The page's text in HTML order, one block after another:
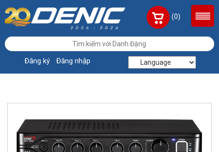
(0)
Đăng ký Đăng nhập